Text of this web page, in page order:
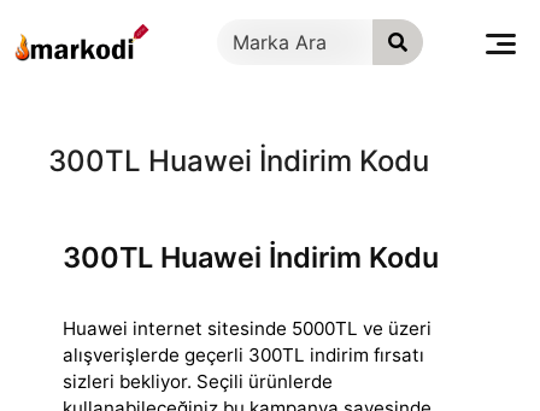
geç
300TL Huawei İndirim Kodu
300TL Huawei İndirim Kodu
Huawei internet sitesinde 5000TL ve üzeri
alışverişlerde geçerli 300TL indirim fırsatı
sizleri bekliyor. Seçili ürünlerde